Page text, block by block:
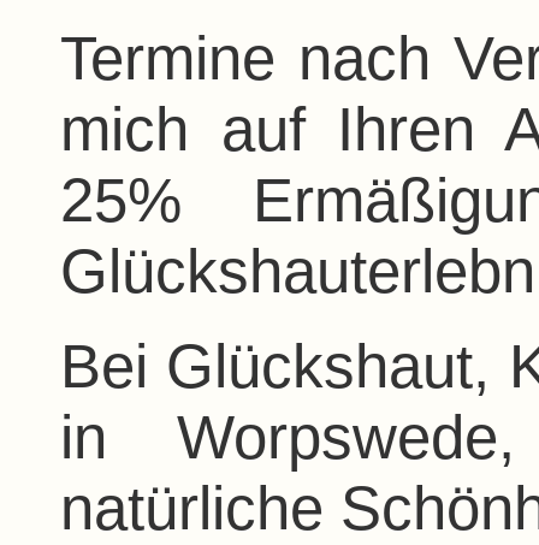
Termine nach
mich auf Ihren
25%
Bei Glückshaut,
in
natürliche